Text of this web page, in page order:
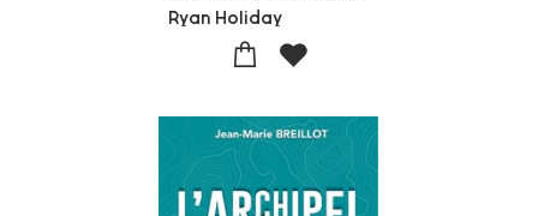
Ryan Holiday